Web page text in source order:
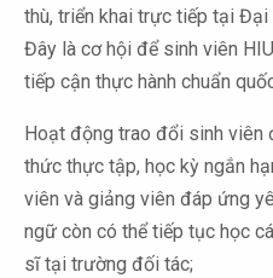
thù, triển khai trực tiếp tại Đại
Đây là cơ hội để sinh viên
tiếp cận thực hành chuẩn
Hoạt động trao đổi sinh viên
thức thực tập, học kỳ ngắn
viên và giảng viên đáp ứng
ngữ còn có thể tiếp tục học
sĩ tại trường đối tác;